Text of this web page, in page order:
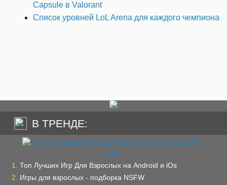
Capsule в Valorant
Список уровней LoL Arena для каждого чемпиона
В ТРЕНДЕ:
Топ Лучших Игр Для Взрослых на Android и iOs
Игры для взрослых - подборка NSFW